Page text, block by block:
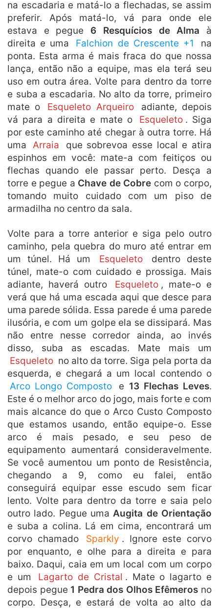
na escadaria e matá-lo a flechadas, se assim
preferir. Após matá-lo, vá para onde ele
estava e pegue 6 Resquícios de Alma à
direita e uma
Falchion de Crescente +1
na
ponta. Esta arma é mais fraca do que nossa
lança, então não a equipe, mas ela terá seu
uso em outra área. Volte para dentro da torre
e suba a escadaria. No alto da torre, primeiro
mate o
Esqueleto Arqueiro
adiante, depois
vá para a direita e mate o
Esqueleto . Siga
por este caminho até chegar à outra torre. Há
uma
Arraia
que sobrevoa esse local e atira
espinhos em você: mate-a com feitiços ou
flechas quando ele passar perto. Desça a
torre e pegue a Chave de Cobre com o corpo,
tomando muito cuidado com um piso de
armadilha no centro da sala.
Volte para a torre anterior e siga pelo outro
caminho, pela quebra do muro até entrar em
um túnel. Há um
Esqueleto
dentro deste
túnel, mate-o com cuidado e prossiga. Mais
adiante, haverá outro
Esqueleto , mate-o e
verá que há uma escada aqui que desce para
uma parede sólida. Essa parede é uma parede
ilusória, e com um golpe ela se dissipará. Mas
não entre nesse corredor ainda, ao invés
disso, suba as escadas. Mate mais um
Esqueleto no alto da torre. Siga pela porta da
esquerda, e chegará a um local contendo o
Arco Longo Composto
e 13 Flechas Leves.
Este é o melhor arco do jogo, mais forte e com
mais alcance do que o Arco Custo Composto
que estamos usando, então equipe-o. Esse
arco é mais pesado, e seu peso de
equipamento aumentará consideravelmente.
Se você aumentou um ponto de Resistência,
chegando a 9, como eu falei, então
conseguirá equipar esse escudo sem ficar
lento. Volte para dentro da torre e saia pelo
outro lado. Pegue umaAugita de Orientação
e suba a colina. Lá em cima, encontrará um
corvo chamado
Sparkly . Ignore este corvo
por enquanto, e olhe para a direita e para
baixo. Daqui, caia em um local com um corpo
e um
Lagarto de Cristal . Mate o lagarto e
depois pegue 1 Pedra dos Olhos Efêmeros no
corpo. Desça, e estará de volta ao alto da